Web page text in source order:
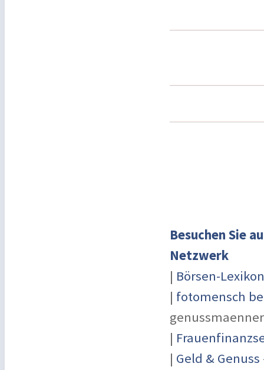
Besuchen Sie
Netzwerk
| Börsen-Lexikon
| fotomensch
|
| Geld & Genuss